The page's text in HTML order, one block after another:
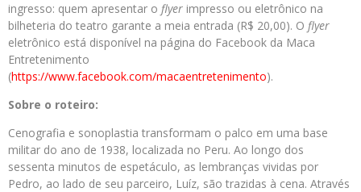
ingresso: quem apresentar o flyer impresso ou eletrônico na
bilheteria do teatro garante a meia entrada (R$ 20,00). O flyer
eletrônico está disponível na página do Facebook da Maca
Entretenimento
(https://www.facebook.com/macaentretenimento).
Sobre o roteiro:
Cenografia e sonoplastia transformam o palco em uma base
militar do ano de 1938, localizada no Peru. Ao longo dos
sessenta minutos de espetáculo, as lembranças vividas por
Pedro, ao lado de seu parceiro, Luíz, são trazidas à cena. Através